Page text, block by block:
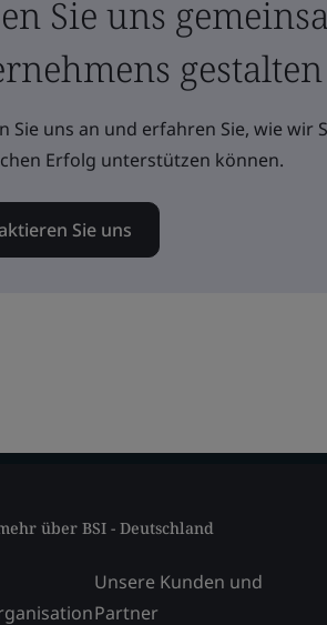
Sie uns
gestalten
Sie uns an und erfahren Sie, wie wir
Erfolg unterstützen können.
Sie uns
über BSI - Deutschland
Unsere Kunden und
Partner